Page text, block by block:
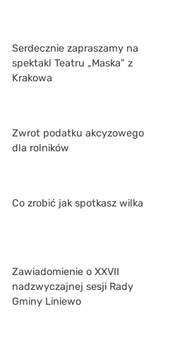
Serdecznie zapraszamy na
spektakl Teatru „Maska” z
Krakowa
Zwrot podatku akcyzowego
dla rolników
Co zrobić jak spotkasz wilka
Zawiadomienie o XXVII
nadzwyczajnej sesji Rady
Gminy Liniewo